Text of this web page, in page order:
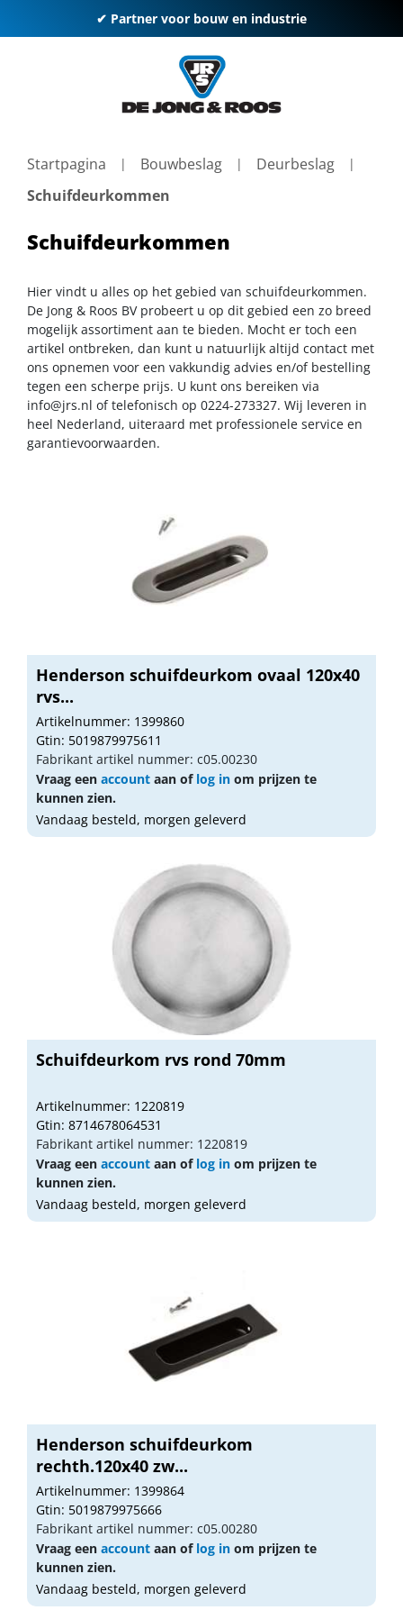
✔ Partner voor bouw en industrie
Startpagina Bouwbeslag
Deurbeslag
Schuifdeurkommen
Schuifdeurkommen
Hier vindt u alles op het gebied van schuifdeurkommen.
De Jong & Roos BV probeert u op dit gebied een zo breed
mogelijk assortiment aan te bieden. Mocht er toch een
artikel ontbreken, dan kunt u natuurlijk altijd contact met
ons opnemen voor een vakkundig advies en/of bestelling
tegen een scherpe prijs. U kunt ons bereiken via
info@jrs.nl of telefonisch op 0224-273327. Wij leveren in
heel Nederland, uiteraard met professionele service en
garantievoorwaarden.
Henderson schuifdeurkom ovaal 120x40
rvs...
Artikelnummer: 1399860
Gtin: 5019879975611
Fabrikant artikel nummer: c05.00230
Vraag een account aan of log in om prijzen te
kunnen zien.
Vandaag besteld, morgen geleverd
Schuifdeurkom rvs rond 70mm
Artikelnummer: 1220819
Gtin: 8714678064531
Fabrikant artikel nummer: 1220819
Vraag een account aan of log in om prijzen te
kunnen zien.
Vandaag besteld, morgen geleverd
Henderson schuifdeurkom
rechth.120x40 zw...
Artikelnummer: 1399864
Gtin: 5019879975666
Fabrikant artikel nummer: c05.00280
Vraag een account aan of log in om prijzen te
kunnen zien.
Vandaag besteld, morgen geleverd